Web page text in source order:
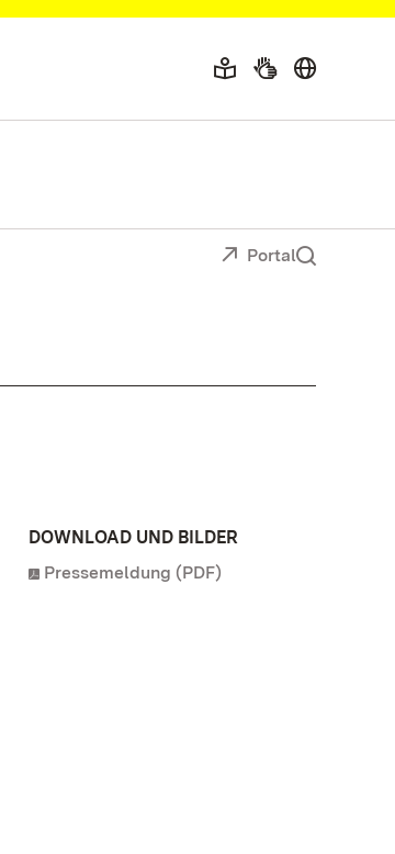
Portal
DOWNLOAD UND BILDER
Pressemeldung (PDF)